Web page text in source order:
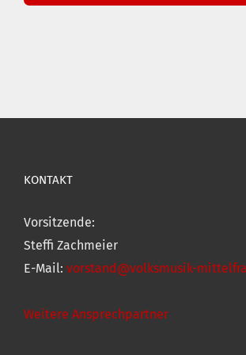
KONTAKT
Vorsitzende:
Steffi Zachmeier
E-Mail: vorstand@volksmusik-
Weitere Ansprechpartner